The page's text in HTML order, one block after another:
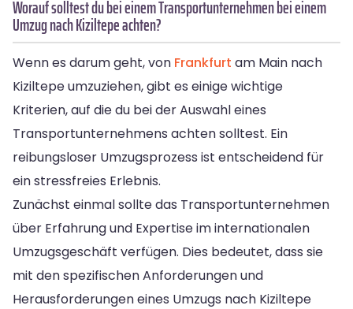
Worauf solltest du bei einem Transportunternehmen bei einem
Umzug nach Kiziltepe achten?
Wenn es darum geht, von Frankfurt am Main nach
Kiziltepe umzuziehen, gibt es einige wichtige
Kriterien, auf die du bei der Auswahl eines
Transportunternehmens achten solltest. Ein
reibungsloser Umzugsprozess ist entscheidend für
ein stressfreies Erlebnis.
Zunächst einmal sollte das Transportunternehmen
über Erfahrung und Expertise im internationalen
Umzugsgeschäft verfügen. Dies bedeutet, dass sie
mit den spezifischen Anforderungen und
Herausforderungen eines Umzugs nach Kiziltepe